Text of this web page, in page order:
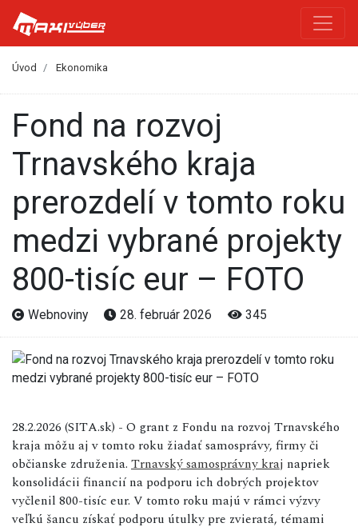
Úvod Ekonomika
Fond na rozvoj
Trnavského kraja
prerozdelí v tomto roku
medzi vybrané projekty
800-tisíc eur – FOTO
Webnoviny 28. február 2026 345
28.2.2026 (SITA.sk) - O grant z Fondu na rozvoj Trnavského
kraja môžu aj v tomto roku žiadať samosprávy, firmy či
občianske združenia. Trnavský samosprávny kraj napriek
konsolidácii financií na podporu ich dobrých projektov
vyčlenil 800-tisíc eur. V tomto roku majú v rámci výzvy
veľkú šancu získať podporu útulky pre zvieratá, témami